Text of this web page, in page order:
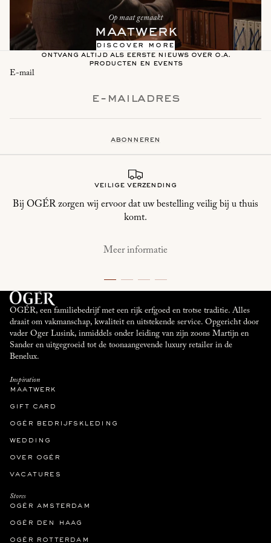
Op maat gemaakt
maatwerk
discover more
ontvang altijd als eerste nieuws over o.a.
producten en events
E-mail
abonneren
veilige verzending
Bij OGÉR zorgen wij ervoor dat uw bestelling veilig bij u thuis
komt.
Meer informatie
OGÉR, een familiebedrijf met een rijk erfgoed en trotse traditie. Alles
draait om vakmanschap, kwaliteit en uitstekende service. Opgericht door
vader Oger Lusink, inmiddels onder leiding van zijn zoons Martijn en
Sander en uitgegroeid tot de toonaangevende luxury retailer in de
Benelux.
Inspiration
maatwerk
gift card
ogér bedrijfskleding
wedding
over ogér
vacatures
Stores
ogér amsterdam
ogér den haag
ogér rotterdam